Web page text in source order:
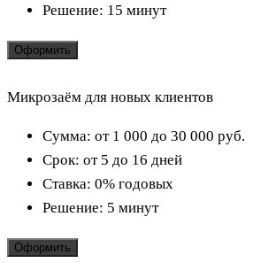
Решение: 15 минут
Оформить
Микрозаём для новых клиентов
Сумма: от 1 000 до 30 000 руб.
Срок: от 5 до 16 дней
Ставка: 0% годовых
Решение: 5 минут
Оформить